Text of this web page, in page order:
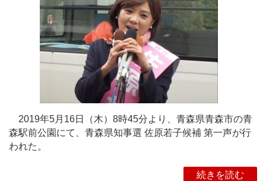
2019年5月16日（木）8時45分より、青森県青森市の青
森駅前公園にて、青森県知事選 佐原若子候補 第一声が行
われた。
続きを読む